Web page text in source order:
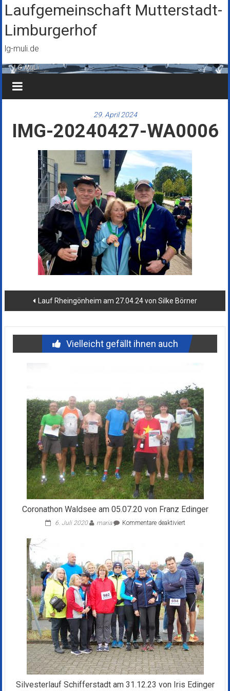
Zum
Inhalt
springen
Laufgemeinschaft Mutterstadt-
Limburgerhof
lg-muli.de
29. April 2024
IMG-20240427-WA0006
Beitragsnavigation
Lauf Rheingönheim am 27.04.24 von Silke Börner
Vielleicht gefällt ihnen auch
Coronathon Waldsee am 05.07.20 von Franz Edinger
6. Juli 2020 maria Kommentare deaktiviertfür
05.07.20
von
Franz
Edinger
Silvesterlauf Schifferstadt am 31.12.23 von Iris Edinger